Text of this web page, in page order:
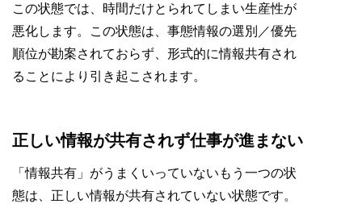
この状態では、時間だけとられてしまい生産性が
悪化します。この状態は、事態情報の選別／優先
順位が勘案されておらず、形式的に情報共有され
ることにより引き起こされます。
正しい情報が共有されず仕事が進まない
「情報共有」がうまくいっていないもう一つの状
態は、正しい情報が共有されていない状態です。